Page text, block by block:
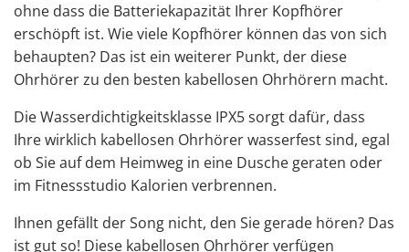
ohne dass die Batteriekapazität Ihrer Kopfhörer
erschöpft ist. Wie viele Kopfhörer können das von sich
behaupten? Das ist ein weiterer Punkt, der diese
Ohrhörer zu den besten kabellosen Ohrhörern macht.
Die Wasserdichtigkeitsklasse IPX5 sorgt dafür, dass
Ihre wirklich kabellosen Ohrhörer wasserfest sind, egal
ob Sie auf dem Heimweg in eine Dusche geraten oder
im Fitnessstudio Kalorien verbrennen.
Ihnen gefällt der Song nicht, den Sie gerade hören? Das
ist gut so! Diese kabellosen Ohrhörer verfügen